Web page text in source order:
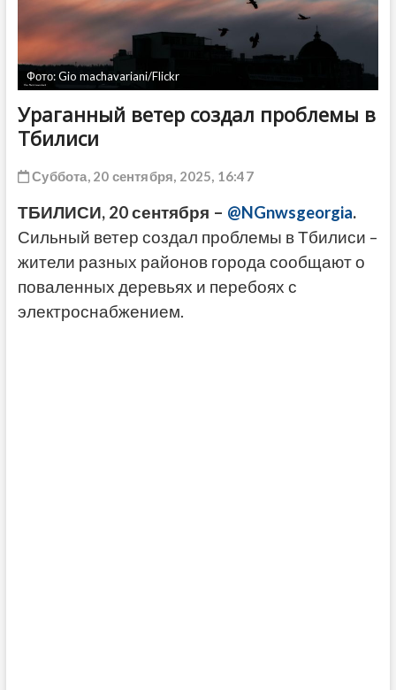
Фото: Gio machavariani/Flickr
Ураганный ветер создал проблемы в
Тбилиси
Суббота, 20 сентября, 2025, 16:47
ТБИЛИСИ, 20 сентября – @NGnwsgeorgia.
Сильный ветер создал проблемы в Тбилиси –
жители разных районов города сообщают о
поваленных деревьях и перебоях с
электроснабжением.